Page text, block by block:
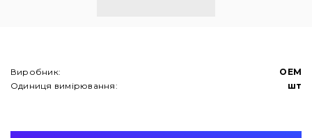
Виробник:
OEM
Одиниця вимірювання:
шт